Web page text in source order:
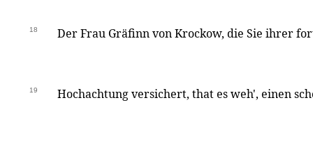
18 Der Frau Gräfinn von Krockow, die Sie ihrer
19 Hochachtung versichert, that es weh', einen